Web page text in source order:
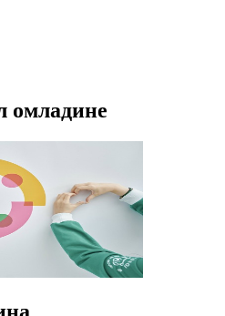
омладине